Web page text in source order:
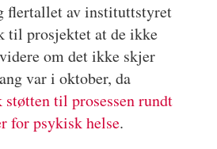
flertallet av instituttstyret
til prosjektet at de ikke
om det ikke skjer
var i oktober, da
til prosessen rundt
for psykisk helse.